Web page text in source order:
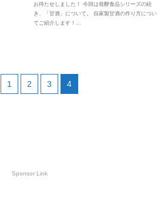
お待たせしました！ 今回は発酵食品シリーズの続
き、「甘酒」について。 自家製甘酒の作り方につい
てご紹介します！…
1 2 3 4
Sponsor Link